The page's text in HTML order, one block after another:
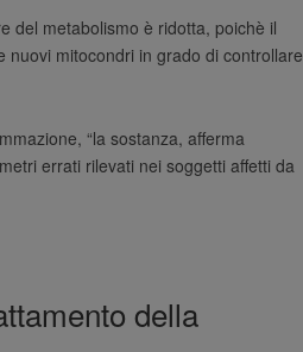
del metabolismo è ridotta, poichè il
nuovi mitocondri in grado di controllare
“la sostanza, afferma
errati rilevati nei soggetti affetti da
della